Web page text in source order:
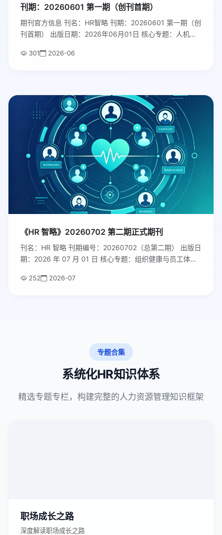
刊期：20260601 第一期（创刊首期）
期刊官方信息 刊名：HR智略 刊期：20260601 第一期（创
刊首期） 出版日期：2026年06月01日 核心专题：人机协
煦人力资源研究中心 官方网址：hrzhilue.cn 投稿商务邮
301 2026-06
《HR 智略》20260702 第二期正式期刊
刊名：HR 智略 刊期编号：20260702（总第二期） 出版日
期：2026 年 07 月 01 日 核心专题：组织健康与员工体
究发展中心 官网：hrzhilue.cn 投稿 & 商务邮箱：
252 2026-07
专题合集
系统化HR知识体系
精选专题专栏，构建完整的人力资源管理知识框架
职场成长之路
深度解读职场成长之路